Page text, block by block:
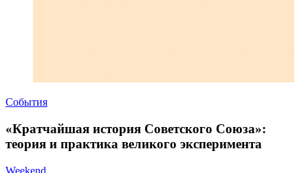
События
«Кратчайшая история Советского Союза»:
теория и практика великого эксперимента
Weekend